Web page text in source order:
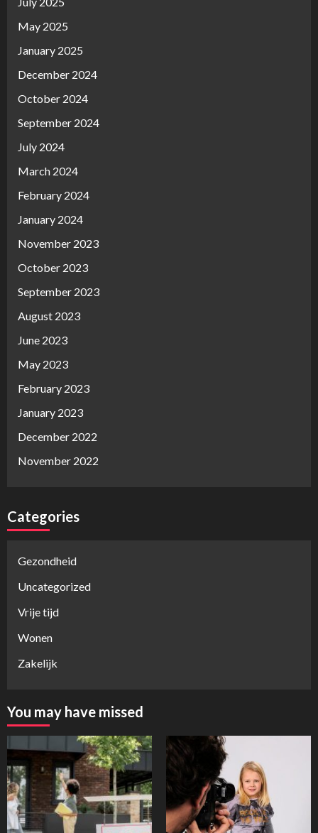
May 2025
January 2025
December 2024
October 2024
September 2024
July 2024
March 2024
February 2024
January 2024
November 2023
October 2023
September 2023
August 2023
June 2023
May 2023
February 2023
January 2023
December 2022
November 2022
Categories
Gezondheid
Uncategorized
Vrije tijd
Wonen
Zakelijk
You may have missed